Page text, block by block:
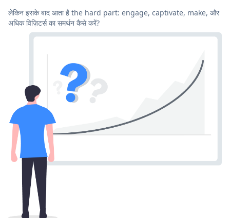
लेकिन इसके बाद आता है the hard part: engage, captivate, make, और
अधिक विज़िटर्स का समर्थन कैसे करें?